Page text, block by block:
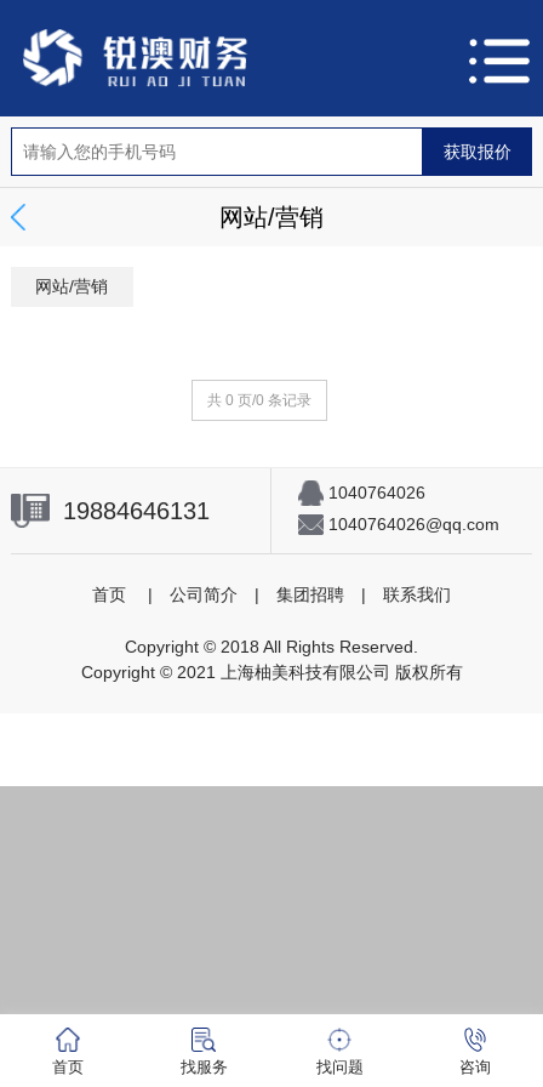
网站/营销
网站/营销
共 0 页/0 条记录
19884646131
1040764026
1040764026@qq.com
首页 | 公司简介 | 集团招聘 | 联系我们
Copyright © 2018 All Rights Reserved.
Copyright © 2021 上海柚美科技有限公司 版权所有
首页 找服务 找问题 咨询